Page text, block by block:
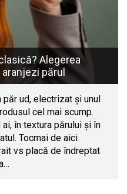
Alegerea
părul
păr ud, electrizat și unul
cel mai scump.
în textura părului și în
Tocmai de aici
vs placă de îndreptat